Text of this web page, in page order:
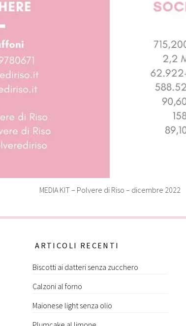
MEDIA KIT – Polvere di Riso – dicembre 2022
ARTICOLI RECENTI
Biscotti ai datteri senza zucchero
Calzoni al forno
Maionese light senza olio